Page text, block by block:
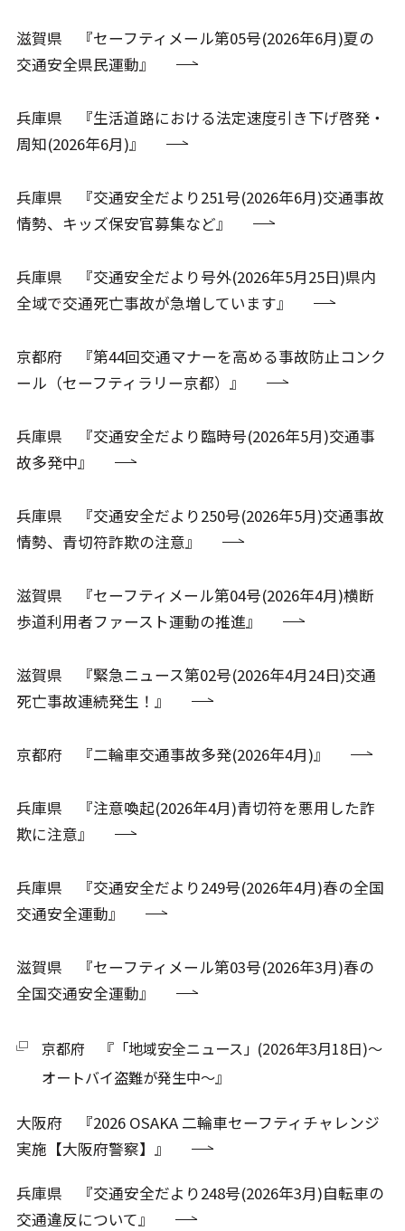
滋賀県 『セーフティメール第05号(2026年6月)夏の
交通安全県民運動』
兵庫県 『生活道路における法定速度引き下げ啓発・
周知(2026年6月)』
兵庫県 『交通安全だより251号(2026年6月)交通事故
情勢、キッズ保安官募集など』
兵庫県 『交通安全だより号外(2026年5月25日)県内
全域で交通死亡事故が急増しています』
京都府 『第44回交通マナーを高める事故防止コンク
ール（セーフティラリー京都）』
兵庫県 『交通安全だより臨時号(2026年5月)交通事
故多発中』
兵庫県 『交通安全だより250号(2026年5月)交通事故
情勢、青切符詐欺の注意』
滋賀県 『セーフティメール第04号(2026年4月)横断
歩道利用者ファースト運動の推進』
滋賀県 『緊急ニュース第02号(2026年4月24日)交通
死亡事故連続発生！』
京都府 『二輪車交通事故多発(2026年4月)』
兵庫県 『注意喚起(2026年4月)青切符を悪用した詐
欺に注意』
兵庫県 『交通安全だより249号(2026年4月)春の全国
交通安全運動』
滋賀県 『セーフティメール第03号(2026年3月)春の
全国交通安全運動』
京都府 『「地域安全ニュース」(2026年3月18日)～
オートバイ盗難が発生中～』
大阪府 『2026 OSAKA 二輪車セーフティチャレンジ
実施【大阪府警察】』
兵庫県 『交通安全だより248号(2026年3月)自転車の
交通違反について』